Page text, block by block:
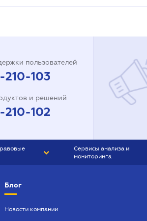
пользователей
103
и решений
102
Сервисы анализа и
мониторинга
Блог
Новости компании